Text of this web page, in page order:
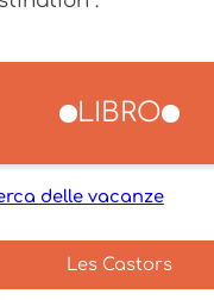
LIBRO
delle vacanze
Les Castors